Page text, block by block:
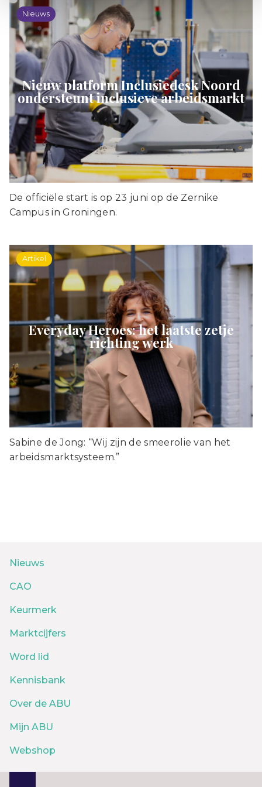
Nieuws
Nieuw platform Inclusiedesk Noord
ondersteunt inclusieve arbeidsmarkt
De officiële start is op 23 juni op de Zernike
Campus in Groningen.
Artikel
Everyday Heroes: het laatste zetje
richting werk
Sabine de Jong: “Wij zijn de smeerolie van het
arbeidsmarktsysteem.”
Nieuws
CAO
Keurmerk
Marktcijfers
Word lid
Kennisbank
Over de ABU
Mijn ABU
Webshop